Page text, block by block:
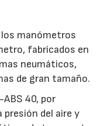
los manómetros
fabricados en
neumáticos,
de gran tamaño.
40, por
del aire y